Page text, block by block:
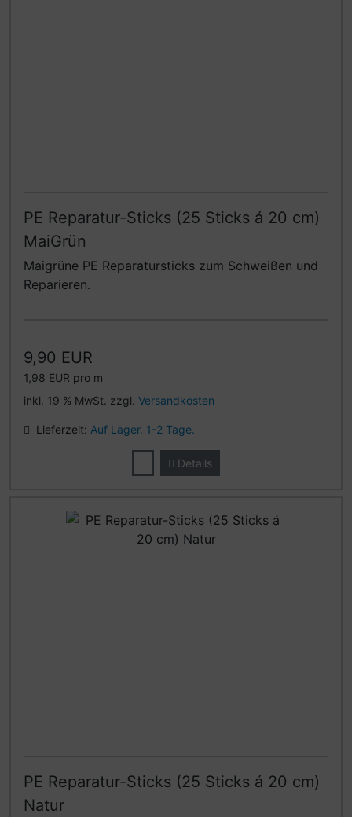
PE Reparatur-Sticks (25 Sticks á 20 cm)
MaiGrün
Maigrüne PE Reparatursticks zum Schweißen und
Reparieren.
9,90 EUR
1,98 EUR pro m
inkl. 19 % MwSt. zzgl. Versandkosten
Lieferzeit: Auf Lager. 1-2 Tage.
Details
PE Reparatur-Sticks (25 Sticks á 20 cm)
Natur